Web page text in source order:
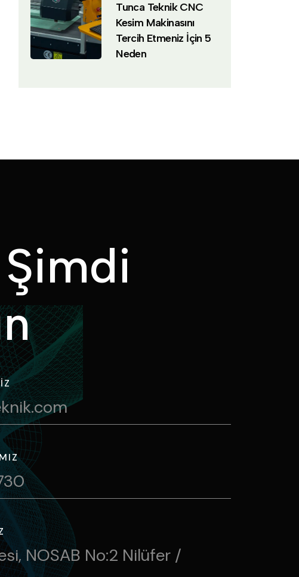
Tunca Teknik CNC
Kesim Makinasını
Tercih Etmeniz İçin 5
Neden
Şimdi
n
NOSAB No:2 Nilüfer /